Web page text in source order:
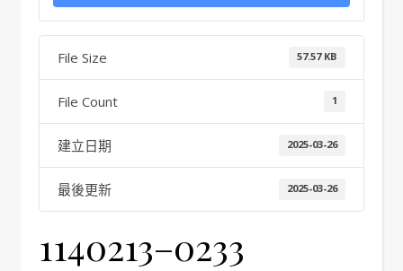
File Size 57.57 KB
File Count 1
建立日期 2025-03-26
最後更新 2025-03-26
1140213–0233